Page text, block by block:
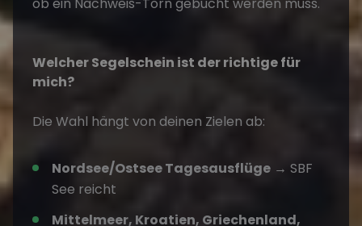
ob ein Nachweis-Törn gebucht werden muss.
Welcher Segelschein ist der richtige für
mich?
Die Wahl hängt von deinen Zielen ab:
Nordsee/Ostsee Tagesausflüge → SBF
See reicht
Mittelmeer, Kroatien, Griechenland,